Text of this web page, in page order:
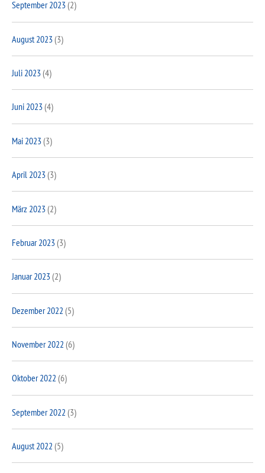
September 2023(2)
August 2023(3)
Juli 2023(4)
Juni 2023(4)
Mai 2023(3)
April 2023(3)
März 2023(2)
Februar 2023(3)
Januar 2023(2)
Dezember 2022 (5)
November 2022 (6)
Oktober 2022 (6)
September 2022 (3)
August 2022 (5)